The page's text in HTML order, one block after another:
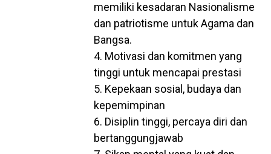
memiliki kesadaran Nasionalisme
dan patriotisme untuk Agama dan
Bangsa.
4. Motivasi dan komitmen yang
tinggi untuk mencapai prestasi
5. Kepekaan sosial, budaya dan
kepemimpinan
6. Disiplin tinggi, percaya diri dan
bertanggungjawab